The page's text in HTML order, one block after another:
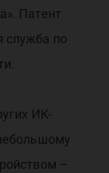
Патент
служба по
ИК-
–